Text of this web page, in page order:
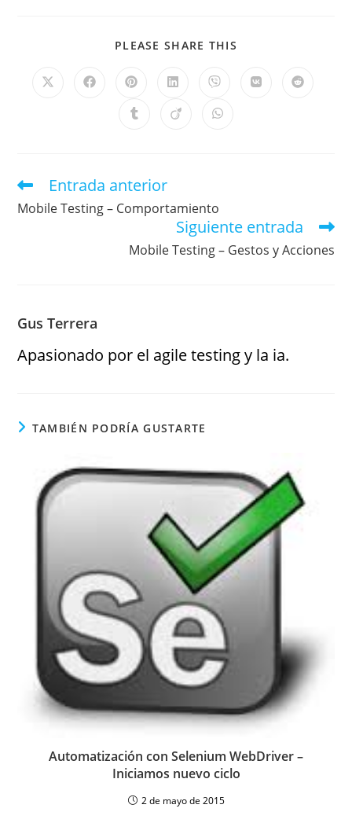
PLEASE SHARE THIS
Entrada anterior
Mobile Testing – Comportamiento
Siguiente entrada
Mobile Testing – Gestos y Acciones
Gus Terrera
Apasionado por el agile testing y la ia.
TAMBIÉN PODRÍA GUSTARTE
Automatización con Selenium WebDriver –
Iniciamos nuevo ciclo
2 de mayo de 2015